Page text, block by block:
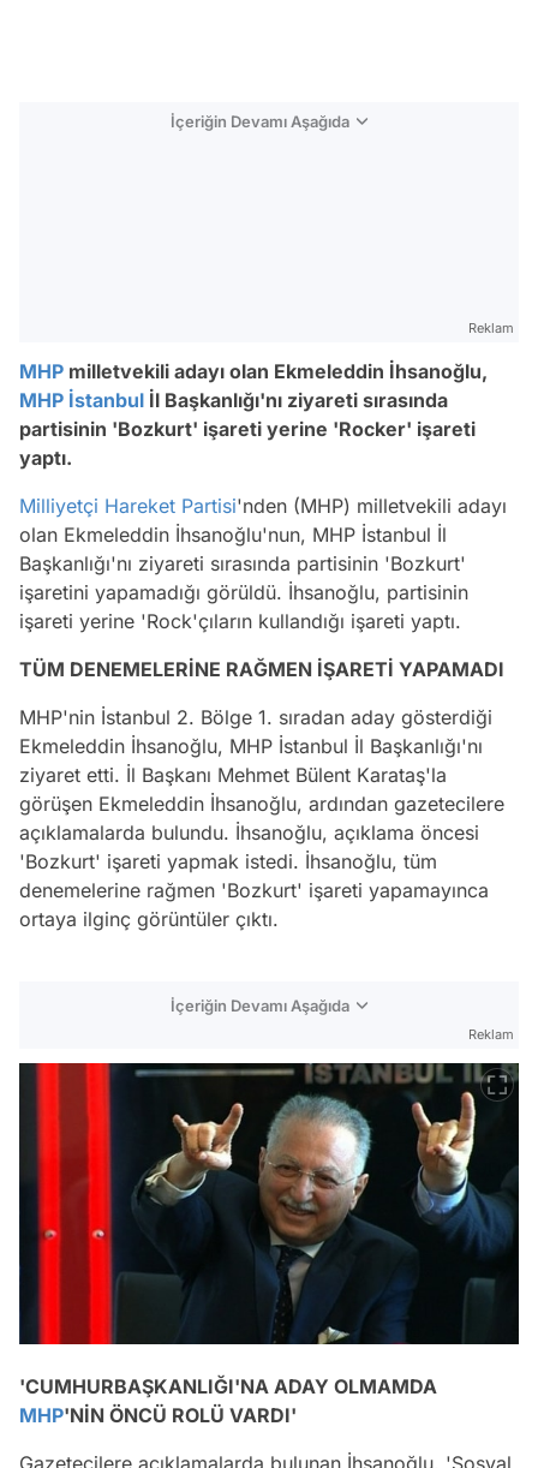
İçeriğin Devamı Aşağıda
Reklam
MHP milletvekili adayı olan Ekmeleddin İhsanoğlu,
MHP İstanbul İl Başkanlığı'nı ziyareti sırasında
partisinin 'Bozkurt' işareti yerine 'Rocker' işareti
yaptı.
Milliyetçi Hareket Partisi'nden (MHP) milletvekili adayı
olan Ekmeleddin İhsanoğlu'nun, MHP İstanbul İl
Başkanlığı'nı ziyareti sırasında partisinin 'Bozkurt'
işaretini yapamadığı görüldü. İhsanoğlu, partisinin
işareti yerine 'Rock'çıların kullandığı işareti yaptı.
TÜM DENEMELERİNE RAĞMEN İŞARETİ YAPAMADI
MHP'nin İstanbul 2. Bölge 1. sıradan aday gösterdiği
Ekmeleddin İhsanoğlu, MHP İstanbul İl Başkanlığı'nı
ziyaret etti. İl Başkanı Mehmet Bülent Karataş'la
görüşen Ekmeleddin İhsanoğlu, ardından gazetecilere
açıklamalarda bulundu. İhsanoğlu, açıklama öncesi
'Bozkurt' işareti yapmak istedi. İhsanoğlu, tüm
denemelerine rağmen 'Bozkurt' işareti yapamayınca
ortaya ilginç görüntüler çıktı.
İçeriğin Devamı Aşağıda
Reklam
'CUMHURBAŞKANLIĞI'NA ADAY OLMAMDA
MHP'NİN ÖNCÜ ROLÜ VARDI'